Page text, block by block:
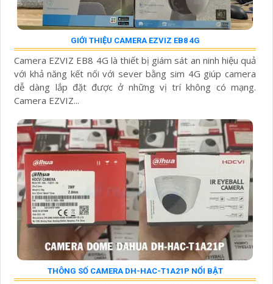
GIỚI THIỆU CAMERA EZVIZ EB8 4G
Camera EZVIZ EB8 4G là thiết bị giám sát an ninh hiệu quả
với khả năng kết nối với sever bằng sim 4G giúp camera
dễ dàng lắp đặt được ở những vị trí không có mạng.
Camera EZVIZ...
THÔNG SỐ CAMERA DH-HAC-T1A21P NỔI BẬT